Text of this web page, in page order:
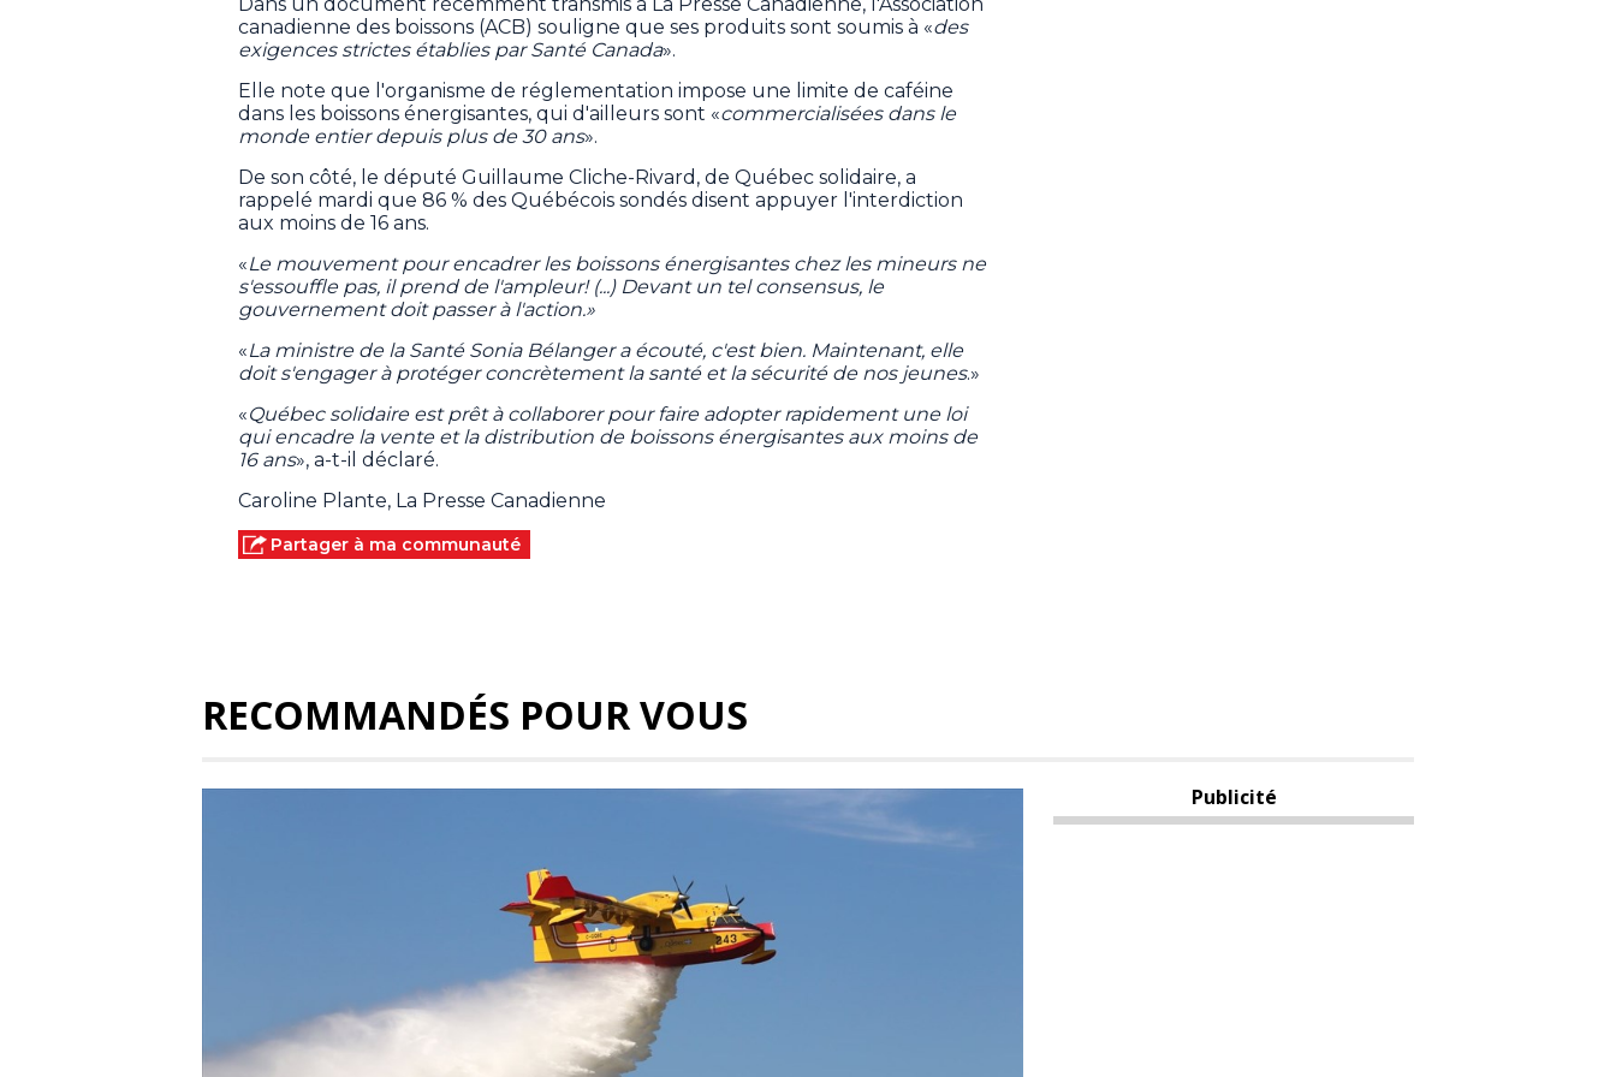
canadienne des boissons (ACB) souligne que ses produits sont soumis à «des
exigences strictes établies par Santé Canada».
Elle note que l'organisme de réglementation impose une limite de caféine
dans les boissons énergisantes, qui d'ailleurs sont «commercialisées dans le
monde entier depuis plus de 30 ans».
De son côté, le député Guillaume Cliche-Rivard, de Québec solidaire, a
rappelé mardi que 86 % des Québécois sondés disent appuyer l'interdiction
aux moins de 16 ans.
«Le mouvement pour encadrer les boissons énergisantes chez les mineurs ne
s'essouffle pas, il prend de l'ampleur! (...) Devant un tel consensus, le
gouvernement doit passer à l'action.»
«La ministre de la Santé Sonia Bélanger a écouté, c'est bien. Maintenant, elle
doit s'engager à protéger concrètement la santé et la sécurité de nos jeunes.»
«Québec solidaire est prêt à collaborer pour faire adopter rapidement une loi
qui encadre la vente et la distribution de boissons énergisantes aux moins de
16 ans», a-t-il déclaré.
Caroline Plante, La Presse Canadienne
Partager à ma communauté
RECOMMANDÉS POUR VOUS
Publicité